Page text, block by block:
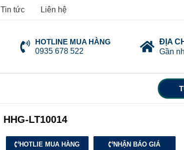
Tin tức Liên hệ
HOTLINE MUA HÀNG
0935 678 522
ĐỊA
Gần
HHG-LT10014
HOTLIE MUA HÀNG NHẬN BÁO GIÁ